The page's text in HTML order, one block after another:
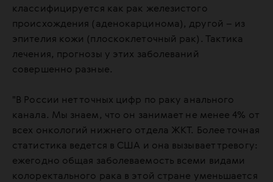
классифицируется как рак железистого
происхождения (аденокарцинома), другой – из
эпителия кожи (плоскоклеточный рак). Тактика
лечения, прогнозы у этих заболеваний
совершенно разные.
"В России нет точных цифр по раку анального
канала. Мы знаем, что он занимает не менее 4% от
всех онкологий нижнего отдела ЖКТ. Более точная
статистика ведется в США и она вызывает тревогу:
ежегодно общая заболеваемость всеми видами
колоректального рака в этой стране уменьшается